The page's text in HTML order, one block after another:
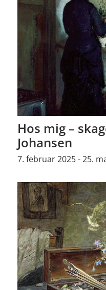
Hos mig –
Johansen
7. februar 2025 - 25.